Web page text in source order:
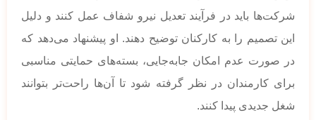
شرکت‌ها باید در فرآیند تعدیل نیرو شفاف عمل کنند و دلیل
این تصمیم را به کارکنان توضیح دهند. او پیشنهاد می‌دهد که
در صورت عدم امکان جابه‌جایی، بسته‌های حمایتی مناسبی
برای کارمندان در نظر گرفته شود تا آن‌ها راحت‌تر بتوانند
شغل جدیدی پیدا کنند.